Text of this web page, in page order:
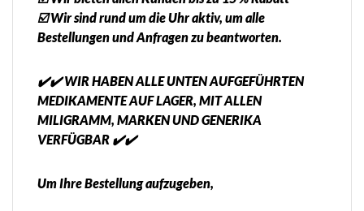
☑️ Wir sind rund um die Uhr aktiv, um alle
Bestellungen und Anfragen zu beantworten.
✔️✔️ WIR HABEN ALLE UNTEN AUFGEFÜHRTEN
MEDIKAMENTE AUF LAGER, MIT ALLEN
MILIGRAMM, MARKEN UND GENERIKA
VERFÜGBAR ✔️✔️
Um Ihre Bestellung aufzugeben,